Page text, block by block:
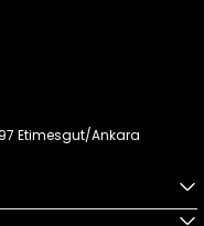
Etimesgut/Ankara